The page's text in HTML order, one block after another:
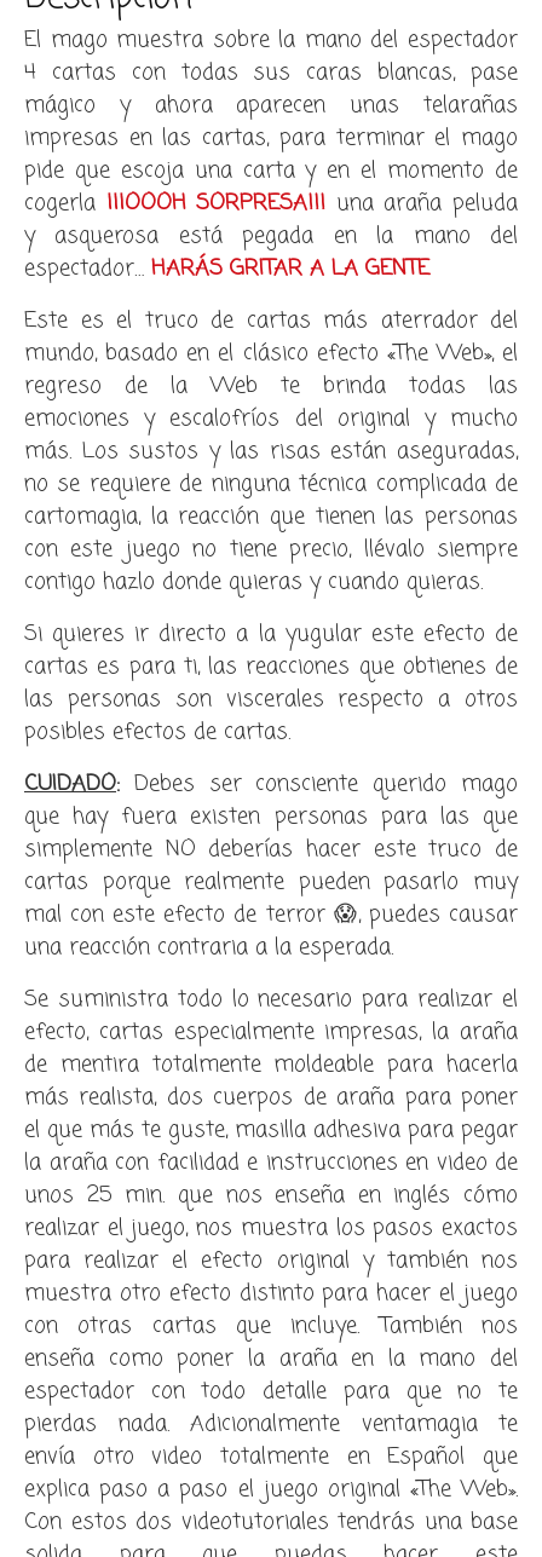
El mago muestra sobre la mano del espectador
4 cartas con todas sus caras blancas, pase
mágico y ahora aparecen unas telarañas
impresas en las cartas, para terminar el mago
pide que escoja una carta y en el momento de
cogerla ¡¡¡OOOH SORPRESA!!! una araña peluda
y asquerosa está pegada en la mano del
espectador… HARÁS GRITAR A LA GENTE
Este es el truco de cartas más aterrador del
mundo, basado en el clásico efecto «The Web», el
regreso de la Web te brinda todas las
emociones y escalofríos del original y mucho
más. Los sustos y las risas están aseguradas,
no se requiere de ninguna técnica complicada de
cartomagia, la reacción que tienen las personas
con este juego no tiene precio, llévalo siempre
contigo hazlo donde quieras y cuando quieras.
Si quieres ir directo a la yugular este efecto de
cartas es para ti, las reacciones que obtienes de
las personas son viscerales respecto a otros
posibles efectos de cartas.
CUIDADO: Debes ser consciente querido mago
que hay fuera existen personas para las que
simplemente NO deberías hacer este truco de
cartas porque realmente pueden pasarlo muy
mal con este efecto de terror 😱, puedes causar
una reacción contraria a la esperada.
Se suministra todo lo necesario para realizar el
efecto, cartas especialmente impresas, la araña
de mentira totalmente moldeable para hacerla
más realista, dos cuerpos de araña para poner
el que más te guste, masilla adhesiva para pegar
la araña con facilidad e instrucciones en video de
unos 25 min. que nos enseña en inglés cómo
realizar el juego, nos muestra los pasos exactos
para realizar el efecto original y también nos
muestra otro efecto distinto para hacer el juego
con otras cartas que incluye. También nos
enseña como poner la araña en la mano del
espectador con todo detalle para que no te
pierdas nada. Adicionalmente ventamagia te
envía otro video totalmente en Español que
explica paso a paso el juego original «The Web».
Con estos dos videotutoriales tendrás una base